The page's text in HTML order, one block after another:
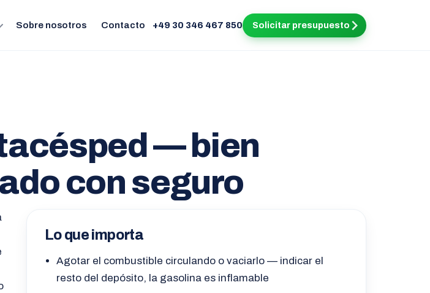
Sobre nosotros Contacto +49 30 346 467 850 Solicitar presupuesto
— bien
con seguro
Lo que importa
Agotar el combustible circulando o vaciarlo — indicar el
resto del depósito, la gasolina es inflamable